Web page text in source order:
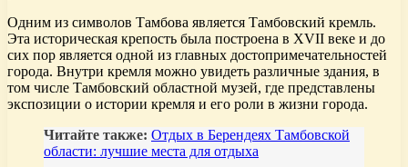
Одним из символов Тамбова является Тамбовский кремль.
Эта историческая крепость была построена в XVII веке и до
сих пор является одной из главных достопримечательностей
города. Внутри кремля можно увидеть различные здания, в
том числе Тамбовский областной музей, где представлены
экспозиции о истории кремля и его роли в жизни города.
Читайте также: Отдых в Берендеях Тамбовской
области: лучшие места для отдыха